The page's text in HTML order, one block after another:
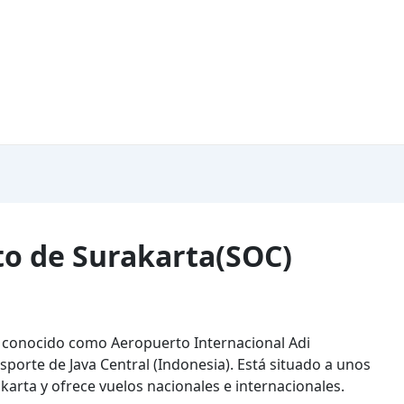
de Surakarta(SOC)
como Aeropuerto Internacional Adi
de Java Central (Indonesia). Está situado a unos
y ofrece vuelos nacionales e internacionales.